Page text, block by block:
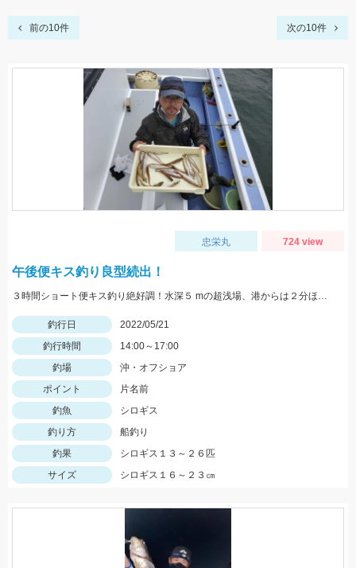
前の10件 次の10件
忠栄丸 724 view
午後便キス釣り良型続出！
３時間ショート便キス釣り絶好調！水深５ mの超浅場、港からは２分ほどの片名前が凄い！午後便キス釣り予約受付中です
釣行日
2022/05/21
釣行時間
14:00～17:00
釣場
沖・オフショア
ポイント
片名前
釣魚
シロギス
釣り方
船釣り
釣果
シロギス１３～２６匹
サイズ
シロギス１６～２３㎝